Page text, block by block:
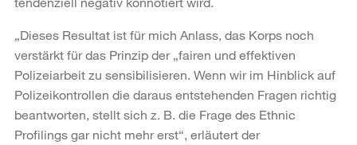
„Dieses Resultat ist für mich Anlass, das Korps noch
verstärkt für das Prinzip der „fairen und effektiven
Polizeiarbeit zu sensibilisieren. Wenn wir im Hinblick auf
Polizeikontrollen die daraus entstehenden Fragen richtig
beantworten, stellt sich z. B. die Frage des Ethnic
Profilings gar nicht mehr erst“, erläutert der